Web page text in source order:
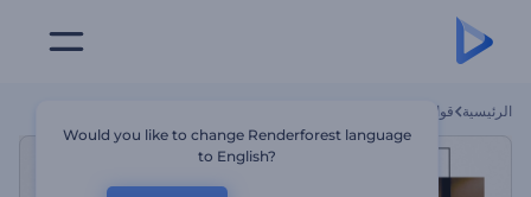
الرئيسية قوالب
Would you like to change Renderforest language
to English?